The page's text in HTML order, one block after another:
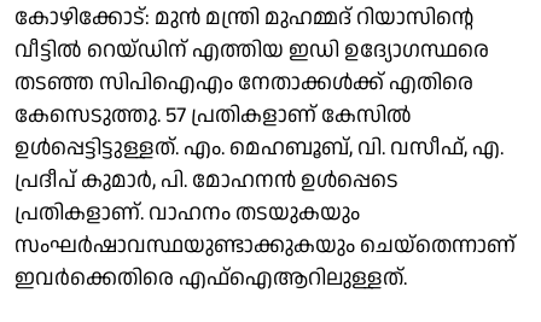
കോഴിക്കോട്: മുൻ മന്ത്രി മുഹമ്മദ് റിയാസിന്റെ
വീട്ടിൽ റെയ്ഡിന് എത്തിയ ഇഡി ഉദ്യോഗസ്ഥരെ
തടഞ്ഞ സിപിഐഎം നേതാക്കൾക്ക് എതിരെ
കേസെടുത്തു. 57 പ്രതികളാണ് കേസിൽ
ഉൾപ്പെട്ടിട്ടുള്ളത്. എം. മെഹബൂബ്, വി. വസീഫ്, എ.
പ്രദീപ് കുമാർ, പി. മോഹനൻ ഉൾപ്പെടെ
പ്രതികളാണ്. വാഹനം തടയുകയും
സംഘർഷാവസ്ഥയുണ്ടാക്കുകയും ചെയ്തെന്നാണ്
ഇവർക്കെതിരെ എഫ്ഐആറിലുള്ളത്.